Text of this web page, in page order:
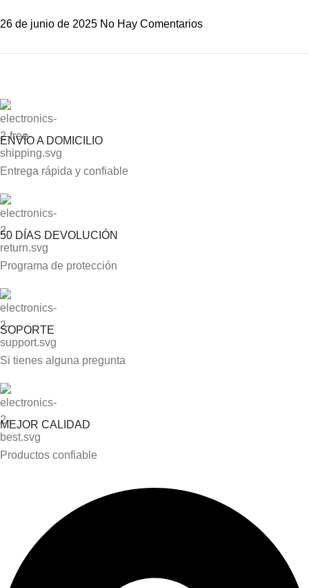
26 de junio de 2025 No Hay Comentarios
HP Envy 34
To Shop
ENVÍO A DOMICILIO
Entrega rápida y confiable
50 DÍAS DEVOLUCIÓN
Programa de protección
SOPORTE
Si tienes alguna pregunta
MEJOR CALIDAD
Productos confiable